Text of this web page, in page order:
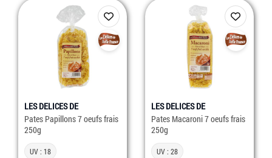
LES DELICES DE
Pates Papillons 7 oeufs frais
250g
UV : 18
LES DELICES DE
Pates Macaroni 7 oeufs frais
250g
UV : 28